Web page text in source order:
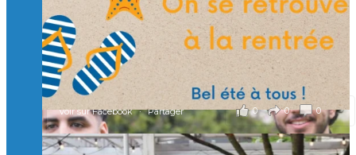
À l’Isep, nous formons des ingénieurs, des bachelors, des
Mastères Spécialisés, qui allient excellence technologique et
valeurs humaines, au cœur de notre pro
...Voir plus
il y a 2 mois
0 0 0
Voir sur Facebook · Partager